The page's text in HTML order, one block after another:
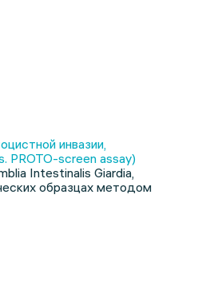
инвазии,
PROTO-screen assay)
Intestinalis Giardia,
образцах методом